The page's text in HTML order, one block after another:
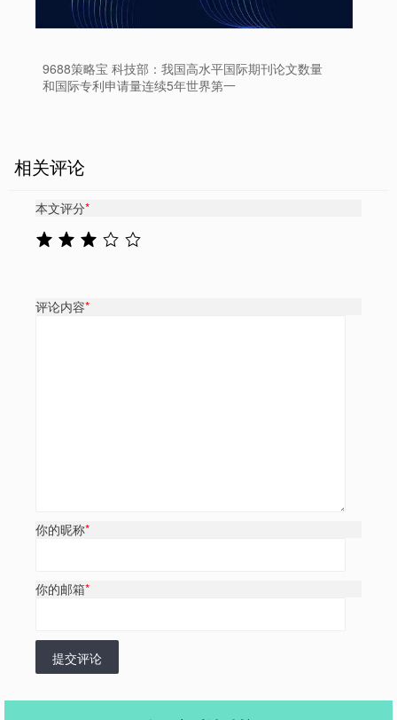
9688策略宝 科技部：我国高水平国际期刊论文数量
和国际专利申请量连续5年世界第一
相关评论
本文评分*
评论内容*
你的昵称*
你的邮箱*
提交评论